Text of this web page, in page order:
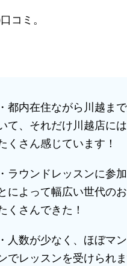
コミ。
・都内在住ながら川越ま
て、それだけ川越店に
くさん感じています！
・ラウンドレッスンに参
によって幅広い世代の
くさんできた！
・人数が少なく、ほぼマ
でレッスンを受けられま